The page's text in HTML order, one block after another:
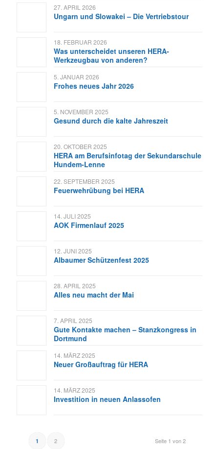
27. APRIL 2026
Ungarn und Slowakei – Die Vertriebstour
18. FEBRUAR 2026
Was unterscheidet unseren HERA-
Werkzeugbau von anderen?
5. JANUAR 2026
Frohes neues Jahr 2026
5. NOVEMBER 2025
Gesund durch die kalte Jahreszeit
20. OKTOBER 2025
HERA am Berufsinfotag der Sekundarschule
Hundem-Lenne
22. SEPTEMBER 2025
Feuerwehrübung bei HERA
14. JULI 2025
AOK Firmenlauf 2025
12. JUNI 2025
Albaumer Schützenfest 2025
28. APRIL 2025
Alles neu macht der Mai
7. APRIL 2025
Gute Kontakte machen – Stanzkongress in
Dortmund
14. MÄRZ 2025
Neuer Großauftrag für HERA
14. MÄRZ 2025
Investition in neuen Anlassofen
Seite 1 von 2
1 2